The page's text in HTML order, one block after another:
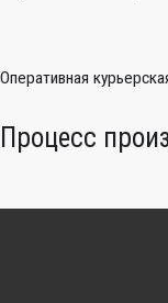
Оперативная
Процесс